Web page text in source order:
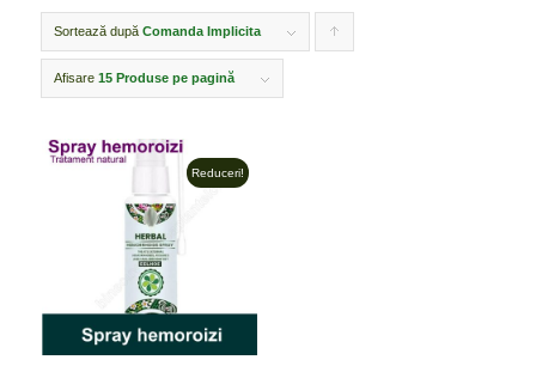
Sortează după Comanda Implicita
Afisare 15 Produse pe pagină
Reduceri!